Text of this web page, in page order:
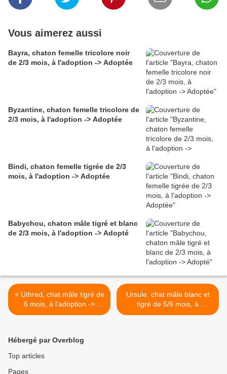
Vous aimerez aussi
Bayra, chaton femelle tricolore noir
de 2/3 mois, à l'adoption -> Adoptée
Byzantine, chaton femelle tricolore de
2/3 mois, à l'adoption -> Adoptée
Bindi, chaton femelle tigrée de 2/3
mois, à l'adoption -> Adoptée
Babychou, chaton mâle tigré et blanc
de 2/3 mois, à l'adoption -> Adopté
< Uthred, chat mâle tigré de
6 mois, à l'adoption ->
adopté
Ursule, chat mâle blanc et
tigré de 5/6 mois, à
l'adoption -> adopté >
Hébergé par Overblog
Top articles
Pages